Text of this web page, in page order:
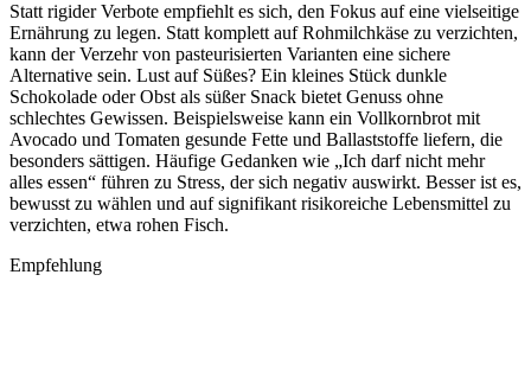
Statt rigider Verbote empfiehlt es sich, den Fokus auf eine vielseitige
Ernährung zu legen. Statt komplett auf Rohmilchkäse zu verzichten,
kann der Verzehr von pasteurisierten Varianten eine sichere
Alternative sein. Lust auf Süßes? Ein kleines Stück dunkle
Schokolade oder Obst als süßer Snack bietet Genuss ohne
schlechtes Gewissen. Beispielsweise kann ein Vollkornbrot mit
Avocado und Tomaten gesunde Fette und Ballaststoffe liefern, die
besonders sättigen. Häufige Gedanken wie „Ich darf nicht mehr
alles essen“ führen zu Stress, der sich negativ auswirkt. Besser ist es,
bewusst zu wählen und auf signifikant risikoreiche Lebensmittel zu
verzichten, etwa rohen Fisch.
Empfehlung